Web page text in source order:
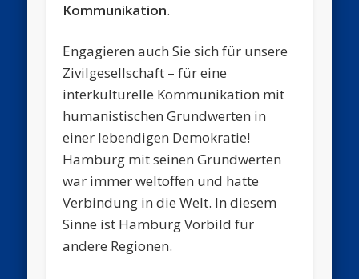
Kommunikation.
Engagieren auch Sie sich für unsere
Zivilgesellschaft – für eine
interkulturelle Kommunikation mit
humanistischen Grundwerten in
einer lebendigen Demokratie!
Hamburg mit seinen Grundwerten
war immer weltoffen und hatte
Verbindung in die Welt. In diesem
Sinne ist Hamburg Vorbild für
andere Regionen.